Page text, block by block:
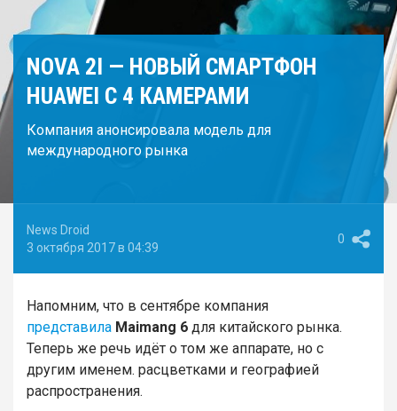
NOVA 2I — НОВЫЙ СМАРТФОН
HUAWEI С 4 КАМЕРАМИ
Компания анонсировала модель для
международного рынка
News Droid
3 октября 2017 в 04:39
0
Напомним, что в сентябре компания
представила Maimang 6 для китайского рынка.
Теперь же речь идёт о том же аппарате, но с
другим именем. расцветками и географией
распространения.